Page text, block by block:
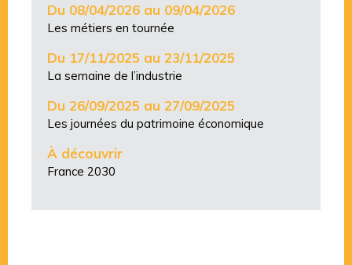
Du 08/04/2026 au 09/04/2026
Les métiers en tournée
Du 17/11/2025 au 23/11/2025
La semaine de l’industrie
Du 26/09/2025 au 27/09/2025
Les journées du patrimoine économique
À découvrir
France 2030